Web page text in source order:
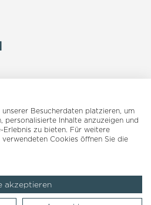
Besucherdaten platzieren, um
personalisierte Inhalte anzuzeigen und
Erlebnis zu bieten. Für weitere
Cookies öffnen Sie die
akzeptieren